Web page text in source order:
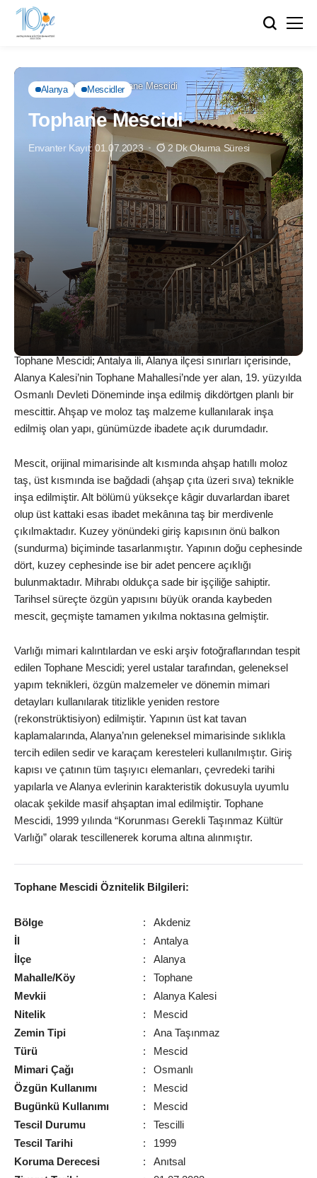
Anasayfa Alanya Tophane Mescidi
Alanya Mescidler
Tophane Mescidi
Envanter Kayıt: 01.07.2023 2 Dk Okuma Süresi
Tophane Mescidi; Antalya ili, Alanya ilçesi sınırları içerisinde,
Alanya Kalesi’nin Tophane Mahallesi’nde yer alan, 19. yüzyılda
Osmanlı Devleti Döneminde inşa edilmiş dikdörtgen planlı bir
mescittir. Ahşap ve moloz taş malzeme kullanılarak inşa
edilmiş olan yapı, günümüzde ibadete açık durumdadır.
Mescit, orijinal mimarisinde alt kısmında ahşap hatıllı moloz
taş, üst kısmında ise bağdadi (ahşap çıta üzeri sıva) teknikle
inşa edilmiştir. Alt bölümü yüksekçe kâgir duvarlardan ibaret
olup üst kattaki esas ibadet mekânına taş bir merdivenle
çıkılmaktadır. Kuzey yönündeki giriş kapısının önü balkon
(sundurma) biçiminde tasarlanmıştır. Yapının doğu cephesinde
dört, kuzey cephesinde ise bir adet pencere açıklığı
bulunmaktadır. Mihrabı oldukça sade bir işçiliğe sahiptir.
Tarihsel süreçte özgün yapısını büyük oranda kaybeden
mescit, geçmişte tamamen yıkılma noktasına gelmiştir.
Varlığı mimari kalıntılardan ve eski arşiv fotoğraflarından tespit
edilen Tophane Mescidi; yerel ustalar tarafından, geleneksel
yapım teknikleri, özgün malzemeler ve dönemin mimari
detayları kullanılarak titizlikle yeniden restore
(rekonstrüktisiyon) edilmiştir. Yapının üst kat tavan
kaplamalarında, Alanya’nın geleneksel mimarisinde sıklıkla
tercih edilen sedir ve karaçam keresteleri kullanılmıştır. Giriş
kapısı ve çatının tüm taşıyıcı elemanları, çevredeki tarihi
yapılarla ve Alanya evlerinin karakteristik dokusuyla uyumlu
olacak şekilde masif ahşaptan imal edilmiştir. Tophane
Mescidi, 1999 yılında “Korunması Gerekli Taşınmaz Kültür
Varlığı” olarak tescillenerek koruma altına alınmıştır.
Tophane Mescidi Öznitelik Bilgileri:
Bölge :
Akdeniz
İl
:
Antalya
İlçe
:
Alanya
Mahalle/Köy
:
Tophane
Mevkii
:
Alanya Kalesi
Nitelik
:
Mescid
Zemin Tipi
:
Ana Taşınmaz
Türü
:
Mescid
Mimari Çağı
:
Osmanlı
Özgün Kullanımı
:
Mescid
Bugünkü Kullanımı
:
Mescid
Tescil Durumu
:
Tescilli
Tescil Tarihi
:
1999
Koruma Derecesi
:
Anıtsal